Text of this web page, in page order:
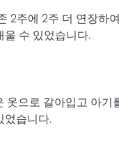
2주에 2주 더 연장하
수 있었습니다.
옷으로 갈아입고 아기
었습니다.